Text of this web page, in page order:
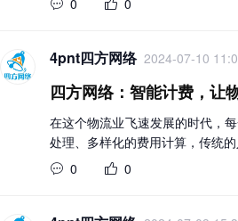
4pnt四方网络 2024-07-10
四方网络：智能计费，让
在这个物流业飞速发展的时代，
处理、多样化的费用计算，传统
0
0